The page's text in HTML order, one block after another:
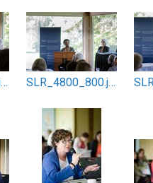
SLR_4793_800.jpg SLR_4800_800.jpg